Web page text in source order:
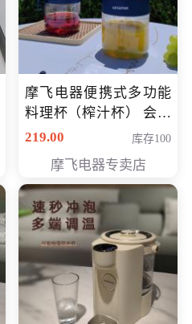
摩飞电器便携式多功能
料理杯（榨汁杯） 会员
专享价118元
219.00 库存100
摩飞电器专卖店